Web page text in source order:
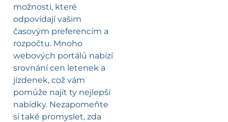
možnosti, které
odpovídají vašim
časovým preferencím a
rozpočtu. Mnoho
webových portálů nabízí
srovnání cen letenek a
jízdenek, což vám
pomůže najít ty nejlepší
nabídky. Nezapomeňte
si také promyslet, zda